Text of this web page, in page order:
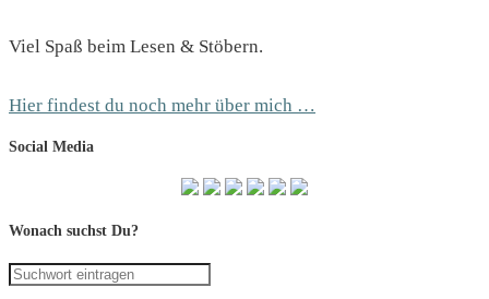
Viel Spaß beim Lesen & Stöbern.
Hier findest du noch mehr über mich …
Social Media
Wonach suchst Du?